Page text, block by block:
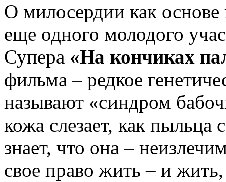
О милосердии как
еще одного молодого
Супера «На кончиках
фильма – редкое
называют «синдром
кожа слезает, как
знает, что она –
свое право жить – и